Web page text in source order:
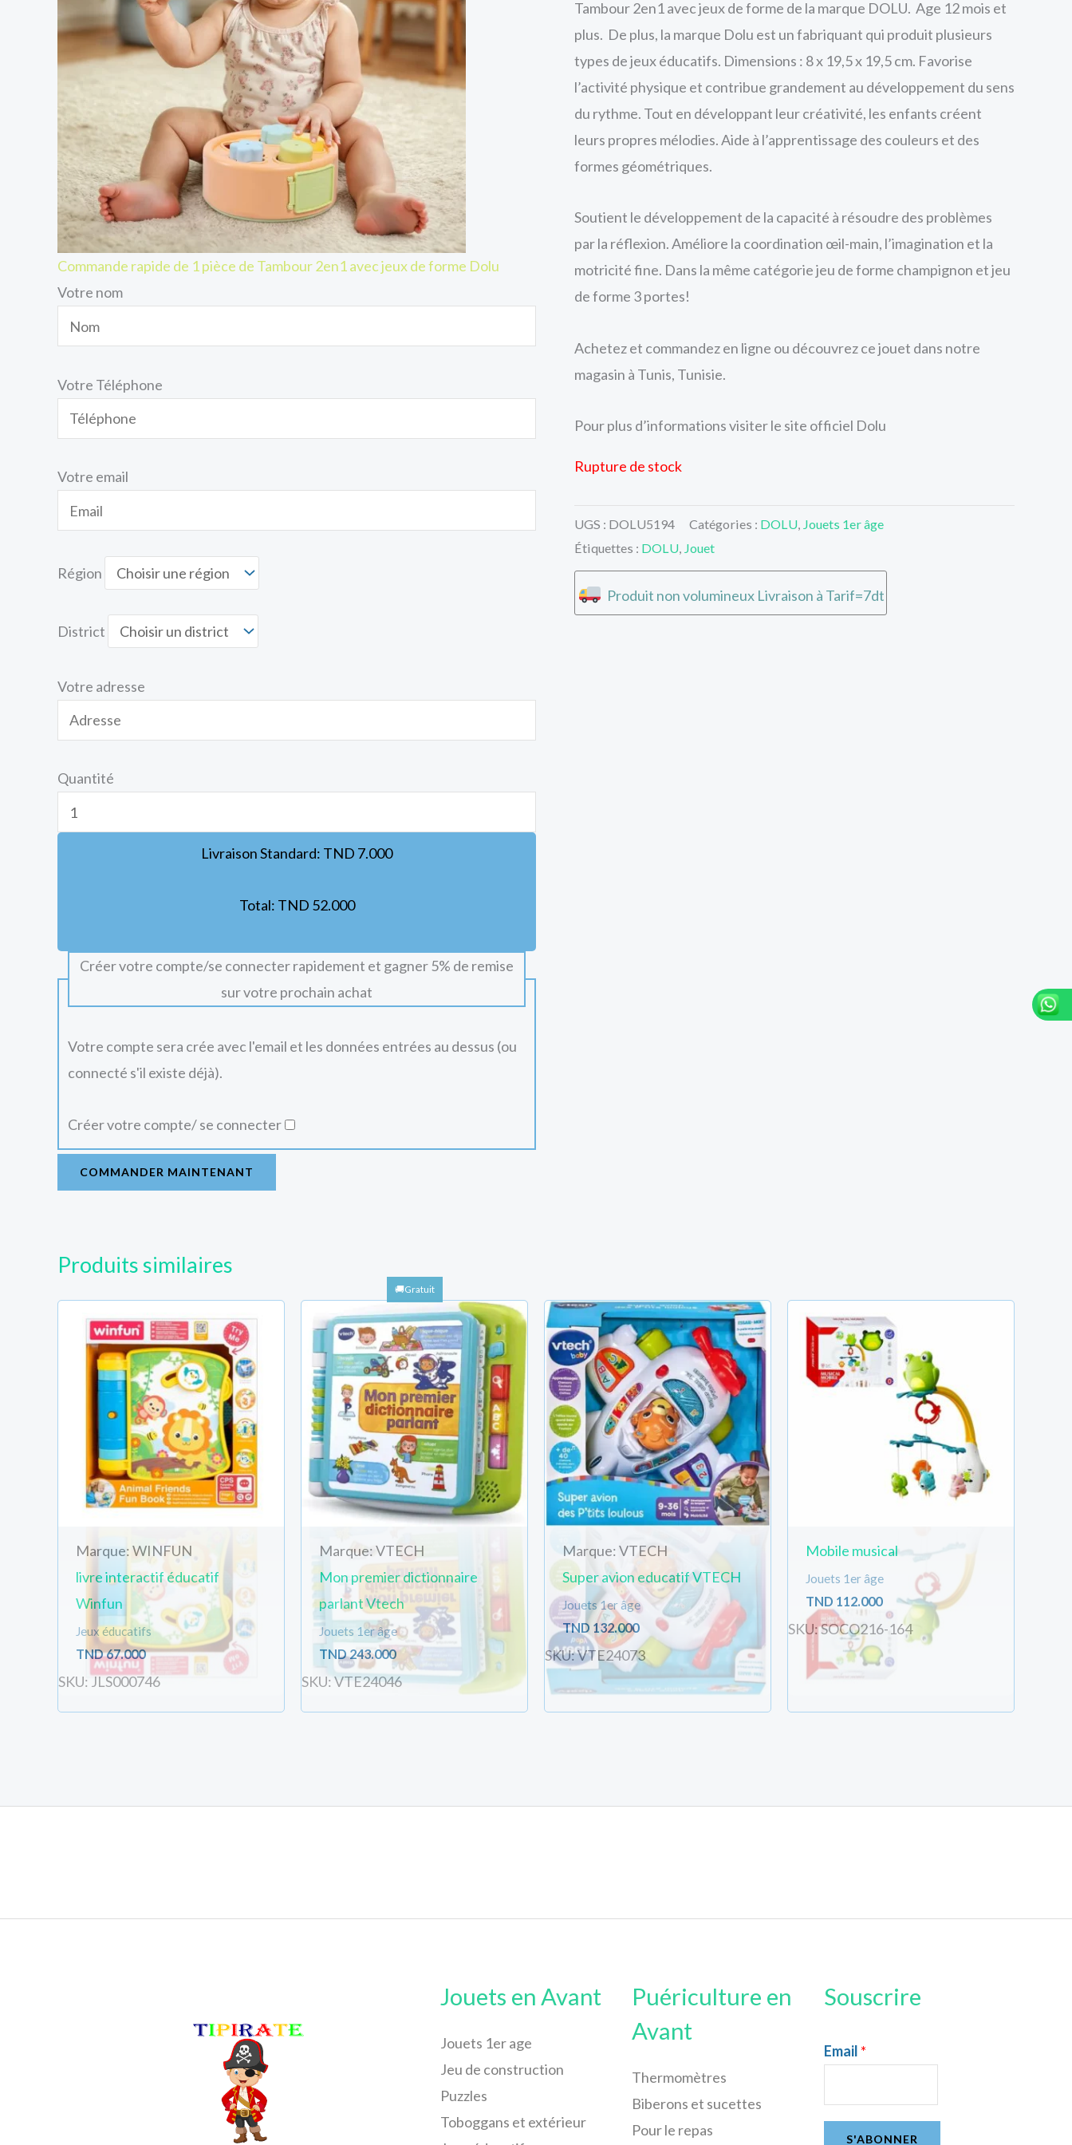
Commande rapide de 1 pièce de Tambour 2en1 avec jeux de forme Dolu
Votre nom
Votre Téléphone
Votre email
Région
District
Votre adresse
Quantité
Livraison Standard: TND 7.000
Total: TND 52.000
Créer votre compte/se connecter rapidement et gagner 5% de remise
sur votre prochain achat
Votre compte sera crée avec l'email et les données entrées au dessus (ou
connecté s'il existe déjà).
Créer votre compte/ se connecter
COMMANDER MAINTENANT
Tambour 2en1 avec jeux de forme de la marque DOLU. Age 12 mois et
plus. De plus, la marque Dolu est un fabriquant qui produit plusieurs
types de jeux éducatifs. Dimensions : 8 x 19,5 x 19,5 cm. Favorise
l’activité physique et contribue grandement au développement du sens
du rythme. Tout en développant leur créativité, les enfants créent
leurs propres mélodies. Aide à l’apprentissage des couleurs et des
formes géométriques.
Soutient le développement de la capacité à résoudre des problèmes
par la réflexion. Améliore la coordination œil-main, l’imagination et la
motricité fine. Dans la même catégorie jeu de forme champignon et jeu
de forme 3 portes!
Achetez et commandez en ligne ou découvrez ce jouet dans notre
magasin à Tunis, Tunisie.
Pour plus d’informations visiter le site officiel Dolu
Rupture de stock
UGS : DOLU5194 Catégories : DOLU, Jouets 1er âge
Étiquettes : DOLU, Jouet
Produit non volumineux Livraison à Tarif=7dt
Produits similaires
Marque: WINFUN
livre interactif éducatif
Winfun
Jeux éducatifs
TND67.000
SKU: JLS000746
Marque: VTECH
Mon premier dictionnaire
parlant Vtech
Jouets 1er âge
TND243.000
SKU: VTE24046
Marque: VTECH
Super avion educatif VTECH
Jouets 1er âge
TND 132.000
SKU: VTE24073
Mobile musical
Jouets 1er âge
TND 112.000
SKU: SOCO216-164
Jouets en Avant
Jouets 1er age
Jeu de construction
Puzzles
Toboggans et extérieur
Puériculture en
Avant
Thermomètres
Biberons et sucettes
Pour le repas
Souscrire
Email *
S'ABONNER